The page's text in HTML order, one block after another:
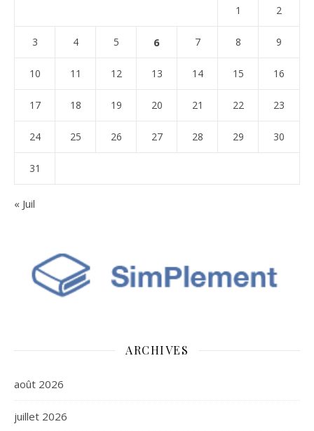
1 2
3 4 5 6 7 8 9
10 11 12 13 14 15 16
17 18 19 20 21 22 23
24 25 26 27 28 29 30
31
« Juil
ARCHIVES
août 2026
juillet 2026